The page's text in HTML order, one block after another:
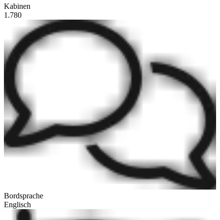
Kabinen
1.780
Bordsprache
Englisch